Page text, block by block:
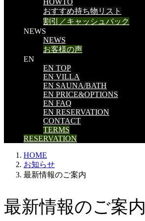
HOWTO
おすすめ持ち物リスト
割引／キャッシュバック
NEWS
NEWS
お客様の声
EN
EN TOP
EN VILLA
EN SAUNA/BATH
EN PRICE&OPTIONS
EN FAQ
EN RESERVATION
CONTACT
TERMS
RESERVATION
HOME
お知らせ
最新情報のご案内
最新情報のご案内